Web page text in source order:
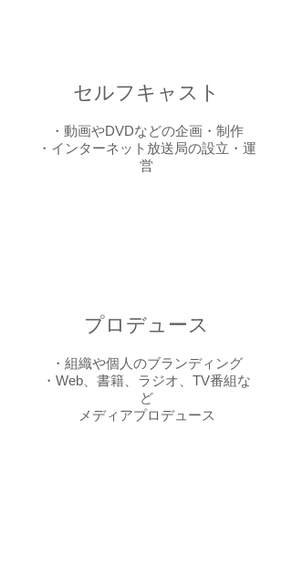
セルフキャスト
・動画やDVDなどの企画・制作
・インターネット放送局の設立・運
営
プロデュース
・組織や個人のブランディング
・Web、書籍、ラジオ、TV番組な
ど
メディアプロデュース